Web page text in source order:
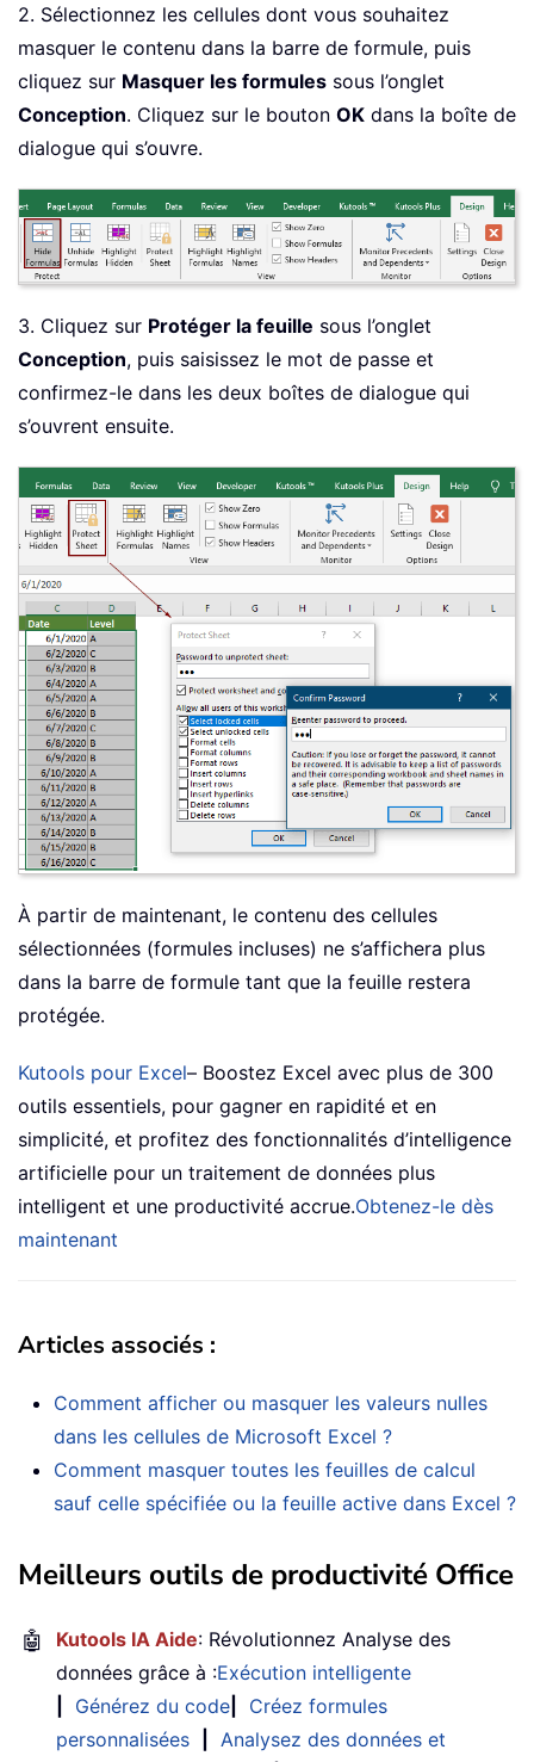
2. Sélectionnez les cellules dont vous souhaitez
masquer le contenu dans la barre de formule, puis
cliquez sur Masquer les formules sous l’onglet
Conception. Cliquez sur le bouton OK dans la boîte de
dialogue qui s’ouvre.
3. Cliquez sur Protéger la feuille sous l’onglet
Conception, puis saisissez le mot de passe et
confirmez-le dans les deux boîtes de dialogue qui
s’ouvrent ensuite.
À partir de maintenant, le contenu des cellules
sélectionnées (formules incluses) ne s’affichera plus
dans la barre de formule tant que la feuille restera
protégée.
Kutools pour Excel– Boostez Excel avec plus de 300
outils essentiels, pour gagner en rapidité et en
simplicité, et profitez des fonctionnalités d’intelligence
artificielle pour un traitement de données plus
intelligent et une productivité accrue.Obtenez-le dès
maintenant
Articles associés :
Comment afficher ou masquer les valeurs nulles
dans les cellules de Microsoft Excel ?
Comment masquer toutes les feuilles de calcul
sauf celle spécifiée ou la feuille active dans Excel ?
Meilleurs outils de productivité Office
🤖 Kutools IA Aide: Révolutionnez Analyse des
données grâce à :Exécution intelligente
Générez du code
Créez formules
personnalisées
Analysez des données et